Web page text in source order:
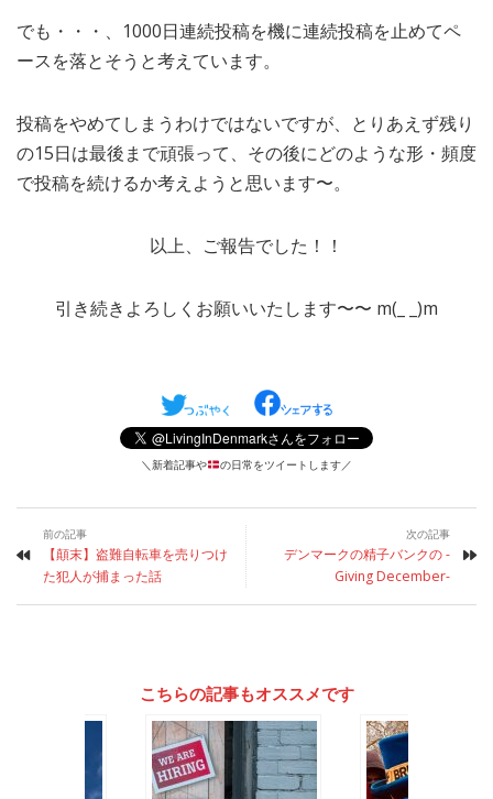
でも・・・、1000日連続投稿を機に連続投稿を止めてペ
ースを落とそうと考えています。
投稿をやめてしまうわけではないですが、とりあえず残り
の15日は最後まで頑張って、その後にどのような形・頻度
で投稿を続けるか考えようと思います〜。
以上、ご報告でした！！
引き続きよろしくお願いいたします〜〜 m(_ _)m
＼新着記事や の日常をツイートします／
前の記事
【顛末】盗難自転車を売りつけ
た犯人が捕まった話
次の記事
デンマークの精子バンクの -
Giving December-
こちらの記事もオススメです